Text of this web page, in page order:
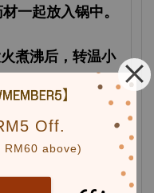
Off.
above)
一起放入锅中。
煮沸后，转温小